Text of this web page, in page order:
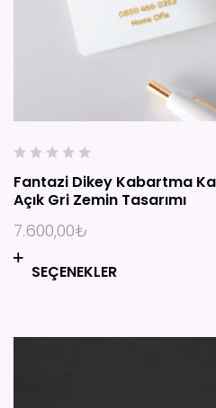
SEÇENEKLER
0
o
u
t
o
f
Fantazi Dikey Kabartma
Açık Gri Zemin Tasarımı
7.600,00₺